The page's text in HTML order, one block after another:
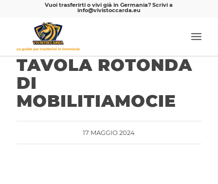
Vuoi trasferirti o vivi già in Germania? Scrivi a
info@vivistoccarda.eu
TAVOLA ROTONDA
DI
MOBILITIAMOCIE
17 MAGGIO 2024